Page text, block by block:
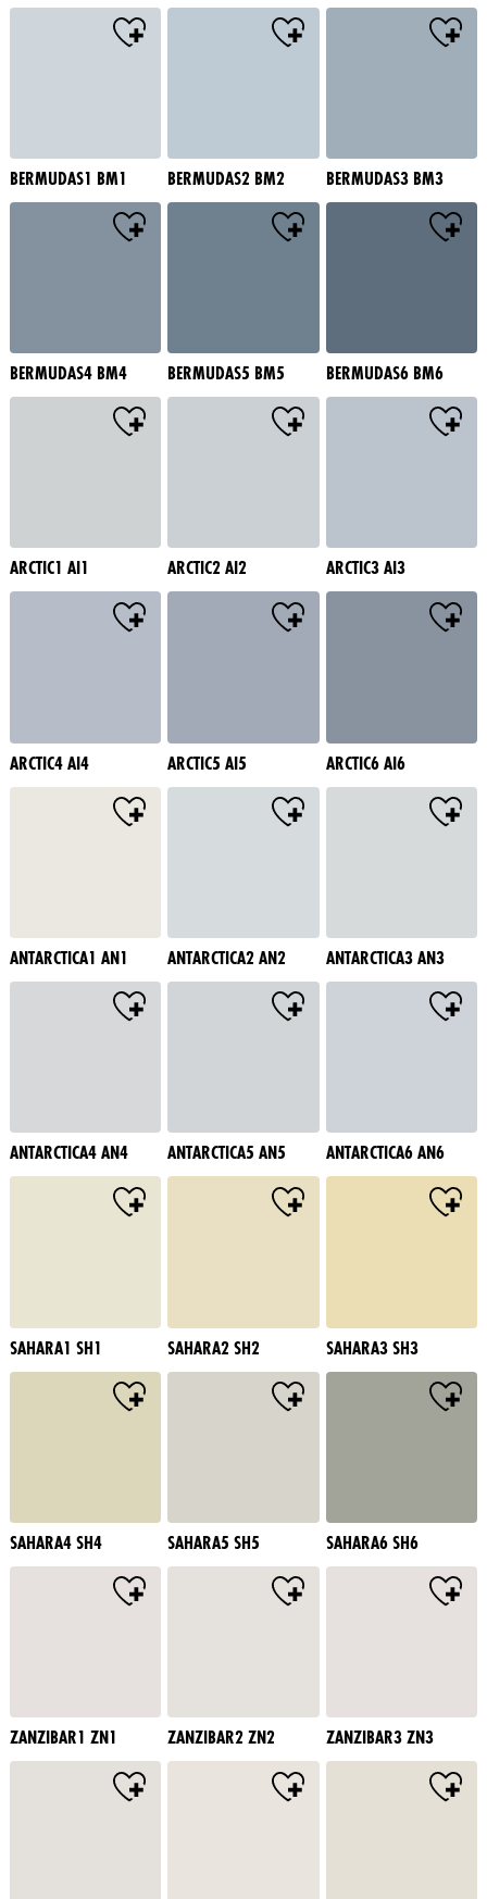
BERMUDAS1 BM1 BERMUDAS2 BM2 BERMUDAS3 BM3
BERMUDAS4 BM4 BERMUDAS5 BM5 BERMUDAS6 BM6
ARCTIC1 AI1 ARCTIC2 AI2 ARCTIC3 AI3
ARCTIC4 AI4 ARCTIC5 AI5 ARCTIC6 AI6
ANTARCTICA1 AN1 ANTARCTICA2 AN2 ANTARCTICA3 AN3
ANTARCTICA4 AN4 ANTARCTICA5 AN5 ANTARCTICA6 AN6
SAHARA1 SH1 SAHARA2 SH2 SAHARA3 SH3
SAHARA4 SH4 SAHARA5 SH5 SAHARA6 SH6
ZANZIBAR1 ZN1 ZANZIBAR2 ZN2 ZANZIBAR3 ZN3